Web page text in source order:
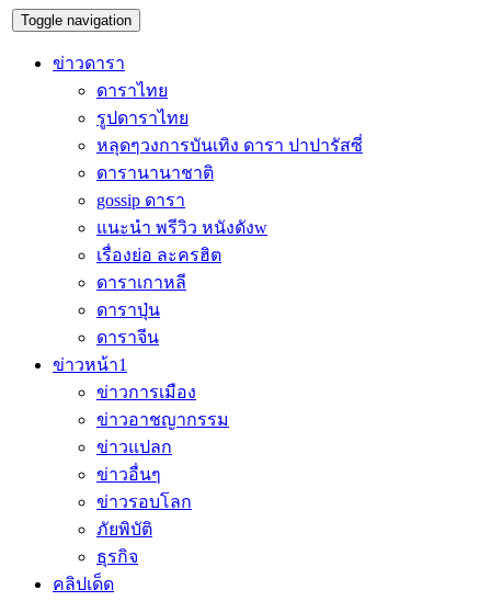
Toggle navigation
ข่าวดารา
ดาราไทย
รูปดาราไทย
หลุดๆวงการบันเทิง ดารา ปาปารัสซี่
ดารานานาชาติ
gossip ดารา
แนะนำ พรีวิว หนังดังw
เรื่องย่อ ละครฮิต
ดาราเกาหลี
ดาราปุ่น
ดาราจีน
ข่าวหน้า1
ข่าวการเมือง
ข่าวอาชญากรรม
ข่าวแปลก
ข่าวอื่นๆ
ข่าวรอบโลก
ภัยพิบัติ
ธุรกิจ
คลิปเด็ด